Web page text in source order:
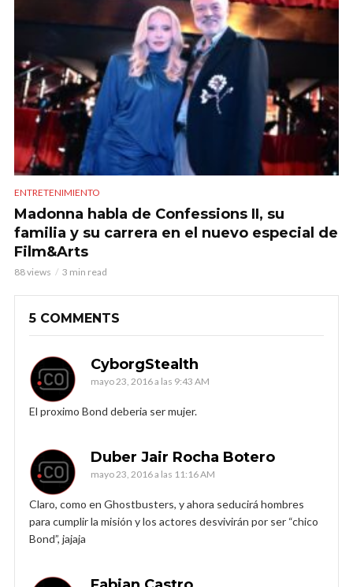
ENTRETENIMIENTO
Madonna habla de Confessions II, su
familia y su carrera en el nuevo especial de
Film&Arts
88 views 3 min read
5 COMMENTS
CyborgStealth
mayo 23, 2016 a las 9:43 AM
El proximo Bond deberia ser mujer.
Duber Jair Rocha Botero
mayo 23, 2016 a las 11:16 AM
Claro, como en Ghostbusters, y ahora seducirá hombres
para cumplir la misión y los actores desvivirán por ser “chico
Bond”, jajaja